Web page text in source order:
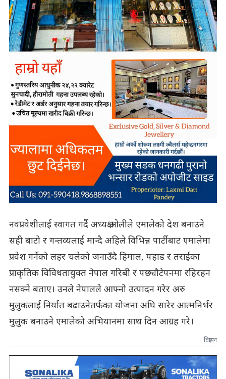
नवप्रवेशीलाई स्वागत गर्दै अध्यक्ष ओलीले एमालेको देश बनाउने
सही बाटो र गन्तव्यलाई मान्दै अहिले विभिन्न पार्टीबाट एमालेमा
प्रवेश गर्नेको लहर चलेको जनाउँदै हिमाल, पहाड र तराईका
प्राकृतिक विविधतायुक्त नेपाल गरिबी र पछ्यौटेपनमा रहिरहन
नसक्ने बताए। उनले नेपालले आफ्नो उत्पादन गरेर अरु
मुलुकलाई निर्यात बढाउनेतर्फका योजना अघि सारेर आत्मनिर्भर
मुलुक बनाउने एमालेको अभियानमा साथ दिन आग्रह गरे।
विज्ञापन